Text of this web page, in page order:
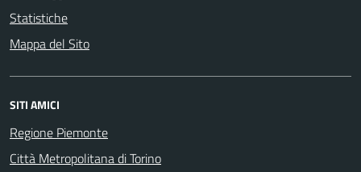
Statistiche
Mappa del Sito
SITI AMICI
Regione Piemonte
Città Metropolitana di Torino